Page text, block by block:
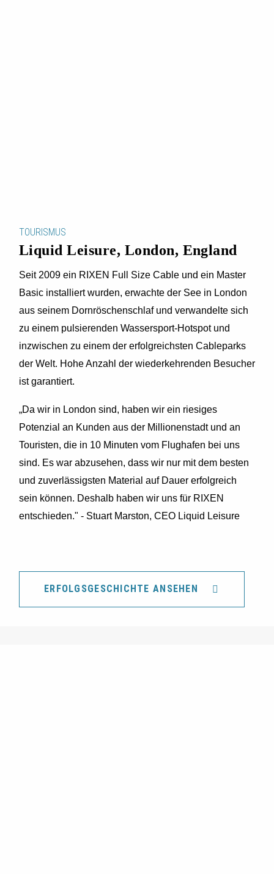
TOURISMUS
Liquid Leisure, London, England
Seit 2009 ein RIXEN Full Size Cable und ein Master
Basic installiert wurden, erwachte der See in London
aus seinem Dornröschenschlaf und verwandelte sich
zu einem pulsierenden Wassersport-Hotspot und
inzwischen zu einem der erfolgreichsten Cableparks
der Welt. Hohe Anzahl der wiederkehrenden Besucher
ist garantiert.
„Da wir in London sind, haben wir ein riesiges
Potenzial an Kunden aus der Millionenstadt und an
Touristen, die in 10 Minuten vom Flughafen bei uns
sind. Es war abzusehen, dass wir nur mit dem besten
und zuverlässigsten Material auf Dauer erfolgreich
sein können. Deshalb haben wir uns für RIXEN
entschieden." - Stuart Marston, CEO Liquid Leisure
ERFOLGSGESCHICHTE ANSEHEN